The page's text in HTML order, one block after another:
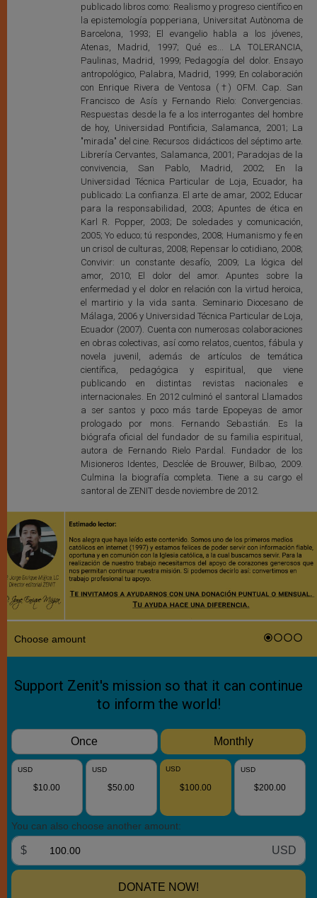
publicado libros como: Realismo y progreso científico en
la epistemología popperiana, Universitat Autònoma de
Barcelona, 1993; El evangelio habla a los jóvenes,
Atenas, Madrid, 1997; Qué es... LA TOLERANCIA,
Paulinas, Madrid, 1999; Pedagogía del dolor. Ensayo
antropológico, Palabra, Madrid, 1999; En colaboración
con Enrique Rivera de Ventosa (†) OFM. Cap. San
Francisco de Asís y Fernando Rielo: Convergencias.
Respuestas desde la fe a los interrogantes del hombre
de hoy, Universidad Pontificia, Salamanca, 2001; La
"mirada" del cine. Recursos didácticos del séptimo arte.
Librería Cervantes, Salamanca, 2001; Paradojas de la
convivencia, San Pablo, Madrid, 2002; En la
Universidad Técnica Particular de Loja, Ecuador, ha
publicado: La confianza. El arte de amar, 2002; Educar
para la responsabilidad, 2003; Apuntes de ética en
Karl R. Popper, 2003; De soledades y comunicación,
2005; Yo educo; tú respondes, 2008; Humanismo y fe en
un crisol de culturas, 2008; Repensar lo cotidiano, 2008;
Convivir: un constante desafío, 2009; La lógica del
amor, 2010; El dolor del amor. Apuntes sobre la
enfermedad y el dolor en relación con la virtud heroica,
el martirio y la vida santa. Seminario Diocesano de
Málaga, 2006 y Universidad Técnica Particular de Loja,
Ecuador (2007). Cuenta con numerosas colaboraciones
en obras colectivas, así como relatos, cuentos, fábula y
novela juvenil, además de artículos de temática
científica, pedagógica y espiritual, que viene
publicando en distintas revistas nacionales e
internacionales. En 2012 culminó el santoral Llamados
a ser santos y poco más tarde Epopeyas de amor
prologado por mons. Fernando Sebastián. Es la
biógrafa oficial del fundador de su familia espiritual,
autora de Fernando Rielo Pardal. Fundador de los
Misioneros Identes, Desclée de Brouwer, Bilbao, 2009.
Culmina la biografía completa. Tiene a su cargo el
santoral de ZENIT desde noviembre de 2012.